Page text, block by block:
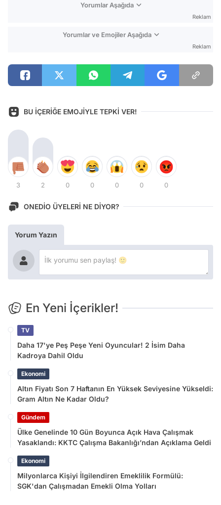
Yorumlar Aşağıda
Reklam
Yorumlar ve Emojiler Aşağıda
Reklam
BU İÇERİĞE EMOJİYLE TEPKİ VER!
3 2 0 0 0 0 0
ONEDİO ÜYELERİ NE DİYOR?
Yorum Yazın
En Yeni İçerikler!
TV
Daha 17'ye Peş Peşe Yeni Oyuncular! 2 İsim Daha
Kadroya Dahil Oldu
Ekonomi
Altın Fiyatı Son 7 Haftanın En Yüksek Seviyesine Yükseldi:
Gram Altın Ne Kadar Oldu?
Gündem
Ülke Genelinde 10 Gün Boyunca Açık Hava Çalışmak
Yasaklandı: KKTC Çalışma Bakanlığı’ndan Açıklama Geldi
Ekonomi
Milyonlarca Kişiyi İlgilendiren Emeklilik Formülü:
SGK'dan Çalışmadan Emekli Olma Yolları